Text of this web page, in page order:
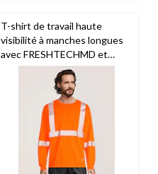
T-shirt de travail haute
visibilité à manches longues
avec FRESHTECHMD et
insectifuge pour hommes,
série WorkPro, Dakota